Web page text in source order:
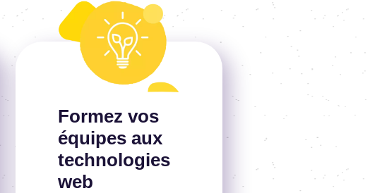
Formez vos
équipes aux
technologies
web
En savoir plus